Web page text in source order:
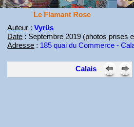
Le Flamant Rose
Auteur :Vyrüs
Date : Septembre 2019 (photos prises
Adresse : 185 quai du Commerce -
Calais